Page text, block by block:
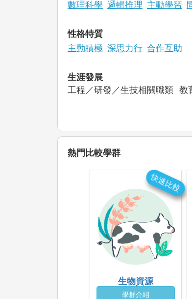
數理科學 邏輯推理 主動學習
性格特質
主動積極 深思力行 合作互助
生涯發展
工程／研發／生技相關職類 教
熱門比較學群
生物資源
學群介紹
快速比較